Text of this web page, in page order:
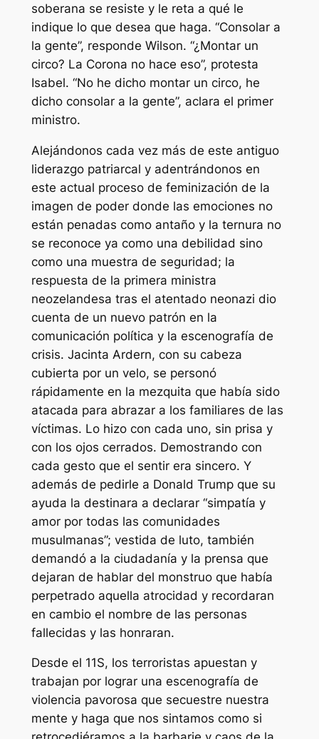
soberana se resiste y le reta a qué le
indique lo que desea que haga. “Consolar a
la gente”, responde Wilson. “¿Montar un
circo? La Corona no hace eso”, protesta
Isabel. “No he dicho montar un circo, he
dicho consolar a la gente”, aclara el primer
ministro.
Alejándonos cada vez más de este antiguo
liderazgo patriarcal y adentrándonos en
este actual proceso de feminización de la
imagen de poder donde las emociones no
están penadas como antaño y la ternura no
se reconoce ya como una debilidad sino
como una muestra de seguridad; la
respuesta de la primera ministra
neozelandesa tras el atentado neonazi dio
cuenta de un nuevo patrón en la
comunicación política y la escenografía de
crisis. Jacinta Ardern, con su cabeza
cubierta por un velo, se personó
rápidamente en la mezquita que había sido
atacada para abrazar a los familiares de las
víctimas. Lo hizo con cada uno, sin prisa y
con los ojos cerrados. Demostrando con
cada gesto que el sentir era sincero. Y
además de pedirle a Donald Trump que su
ayuda la destinara a declarar “simpatía y
amor por todas las comunidades
musulmanas”; vestida de luto, también
demandó a la ciudadanía y la prensa que
dejaran de hablar del monstruo que había
perpetrado aquella atrocidad y recordaran
en cambio el nombre de las personas
fallecidas y las honraran.
Desde el 11S, los terroristas apuestan y
trabajan por lograr una escenografía de
violencia pavorosa que secuestre nuestra
mente y haga que nos sintamos como si